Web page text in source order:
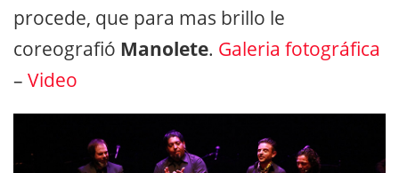
procede, que para mas brillo le
coreografió Manolete. Galeria fotográfica
– Video